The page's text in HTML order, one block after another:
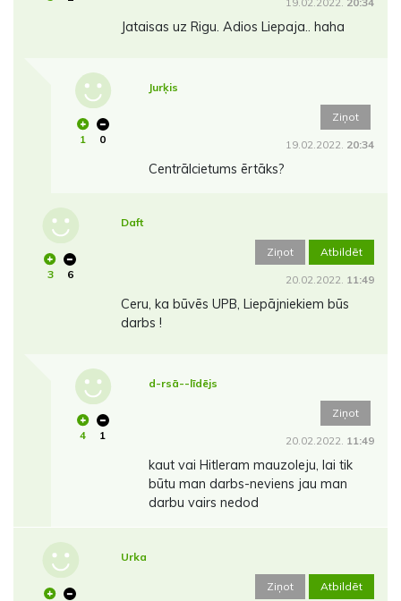
Jataisas uz Rigu. Adios Liepaja.. haha
1 0
Jurķis
Ziņot
19.02.2022. 20:34
Centrālcietums ērtāks?
3 6
Daft
Ziņot Atbildēt
20.02.2022. 11:49
Ceru, ka būvēs UPB, Liepājniekiem būs
darbs !
4 1
d-rsā--līdējs
Ziņot
20.02.2022. 11:49
kaut vai Hitleram mauzoleju, lai tik
būtu man darbs-neviens jau man
darbu vairs nedod
Urka
Ziņot Atbildēt